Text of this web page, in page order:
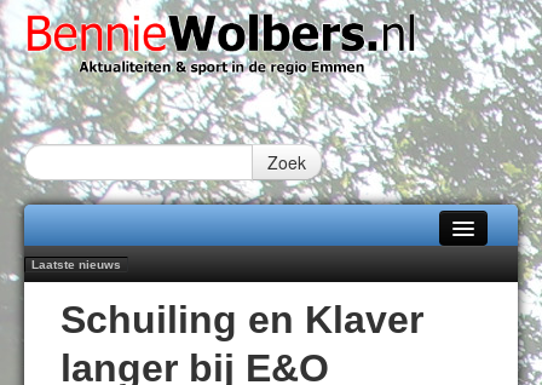
Zoek
Home
Alle categorieën
Over Bennie Wolbers
Laatste nieuws
nieuwe rugsponsor
Najaar '26 staat live!
102 kaarsen voor eeuwling Mieke Sijbom-Maatje
Schuiling en Klaver
langer bij E&O